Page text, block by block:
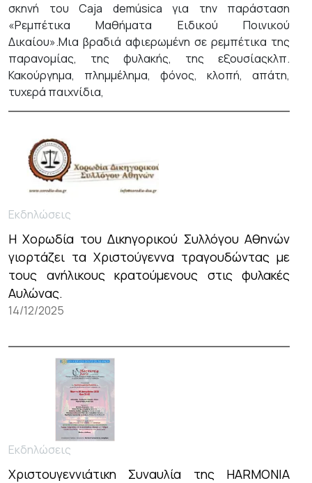
σκηνή του Caja demúsica για την παράσταση
«Ρεμπέτικα Μαθήματα Ειδικού Ποινικού
Δικαίου».Μια βραδιά αφιερωμένη σε ρεμπέτικα της
παρανομίας, της φυλακής, της εξουσίαςκλπ.
Κακούργημα, πλημμέλημα, φόνος, κλοπή, απάτη,
τυχερά παιχνίδια,
Εκδηλώσεις
Η Χορωδία του Δικηγορικού Συλλόγου Αθηνών
γιορτάζει τα Χριστούγεννα τραγουδώντας με
τους ανήλικους κρατούμενους στις φυλακές
Αυλώνας.
14/12/2025
Εκδηλώσεις
Χριστουγεννιάτικη Συναυλία της HARMONIA